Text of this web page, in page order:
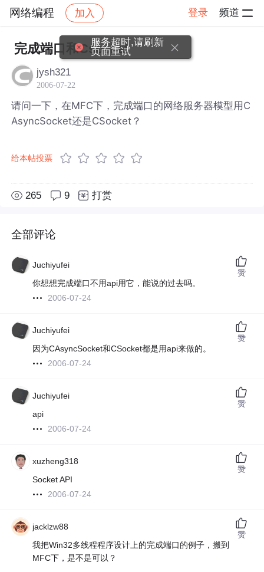
网络编程 加入 登录 频道
社区 网络编程 帖子详情
完成端口和Csocket
jysh321
2006-07-22
请问一下，在MFC下，完成端口的网络服务器模型用C
AsyncSocket还是CSocket？
给本帖投票
265 9 打赏
全部评论
Juchiyufei
你想想完成端口不用api用它，能说的过去吗。
2006-07-24
赞
Juchiyufei
因为CAsyncSocket和CSocket都是用api来做的。
2006-07-24
赞
Juchiyufei
api
2006-07-24
赞
xuzheng318
Socket API
2006-07-24
赞
jacklzw88
我把Win32多线程程序设计上的完成端口的例子，搬到
MFC下，是不是可以？
赞
服务超时,请刷新
页面重试